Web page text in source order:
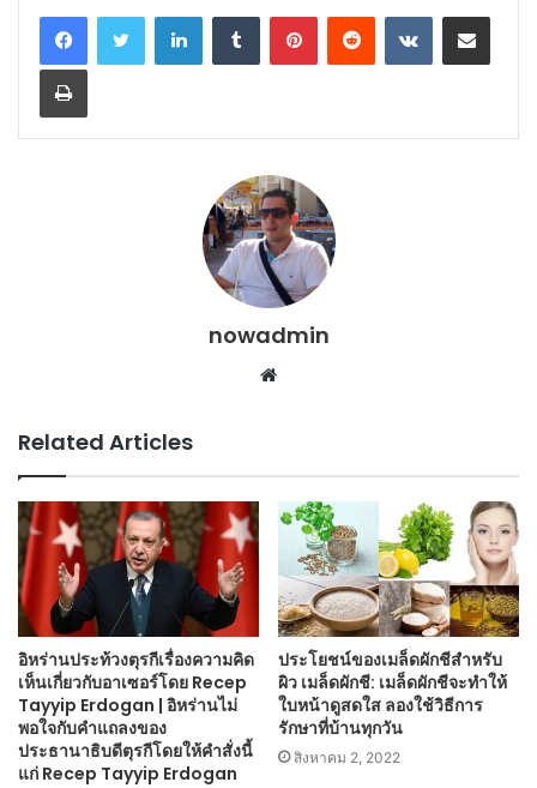
LinkedInTumblr PinterestReddit VKontakteShare via Email
Print
nowadmin
Website
Related Articles
อิหร่านประท้วงตุรกีเรื่องความคิด
เห็นเกี่ยวกับอาเซอร์โดย Recep
Tayyip Erdogan | อิหร่านไม่
พอใจกับคำแถลงของ
ประธานาธิบดีตุรกีโดยให้คำสั่งนี้
แก่ Recep Tayyip Erdogan
ประโยชน์ของเมล็ดผักชีสำหรับ
ผิว เมล็ดผักชี: เมล็ดผักชีจะทำให้
ใบหน้าดูสดใส ลองใช้วิธีการ
รักษาที่บ้านทุกวัน
สิงหาคม 2, 2022